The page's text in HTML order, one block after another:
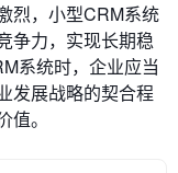
烈，小型CRM系统
争力，实现长期稳
系统时，企业应当
发展战略的契合程
。